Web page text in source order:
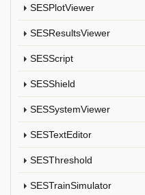
SESPlotViewer
SESResultsViewer
SESScript
SESShield
SESSystemViewer
SESTextEditor
SESThreshold
SESTrainSimulator